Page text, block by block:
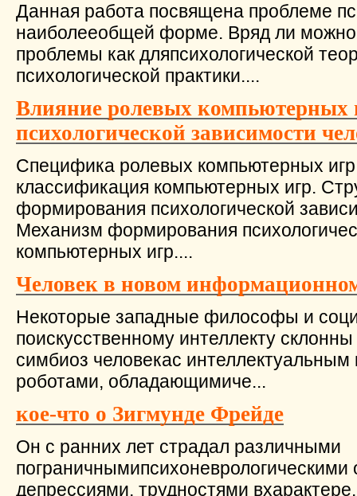
Данная работа посвящена проблеме
наиболееобщей форме. Вряд ли можно
проблемы как дляпсихологической
психологической практики....
Влияние ролевых компьютерных
психологической зависимости
Специфика ролевых компьютерных
классификация компьютерных игр.
формирования психологической
Механизм формирования
компьютерных игр....
Человек в новом
Некоторые западные философы и
поискусственному интеллекту
симбиоз человекас
роботами, обладающимиче...
кое-что о Зигмунде Фрейде
Он с ранних лет страдал различными
депрессиями, трудностями